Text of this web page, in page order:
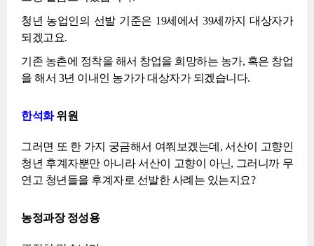
청년 농업인의 선발 기준은 19세에서 39세까지 대상자가
되겠고요.
기존 농촌에 정착을 해서 창업을 희망하는 농가, 혹은 창업
을 해서 3년 이내인 농가가 대상자가 되겠습니다.
한석화위원
그러면 또 한 가지 궁금해서 여쭤보겠는데, 서산이 고향인
청년 후계자뿐만 아니라 서산이 고향이 아닌, 그러니까 무
연고 청년들을 후계자로 선발한 사례는 있는지요?
농정과장 정성용